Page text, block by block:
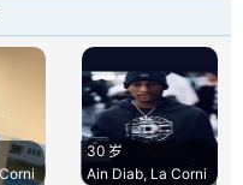
30 岁
Ain Diab, La Corni